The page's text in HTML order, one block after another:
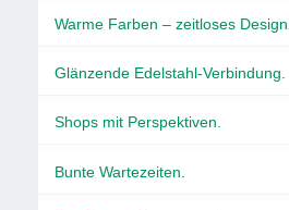
Warme Farben – zeitloses Design.
Glänzende Edelstahl-Verbindung.
Shops mit Perspektiven.
Bunte Wartezeiten.